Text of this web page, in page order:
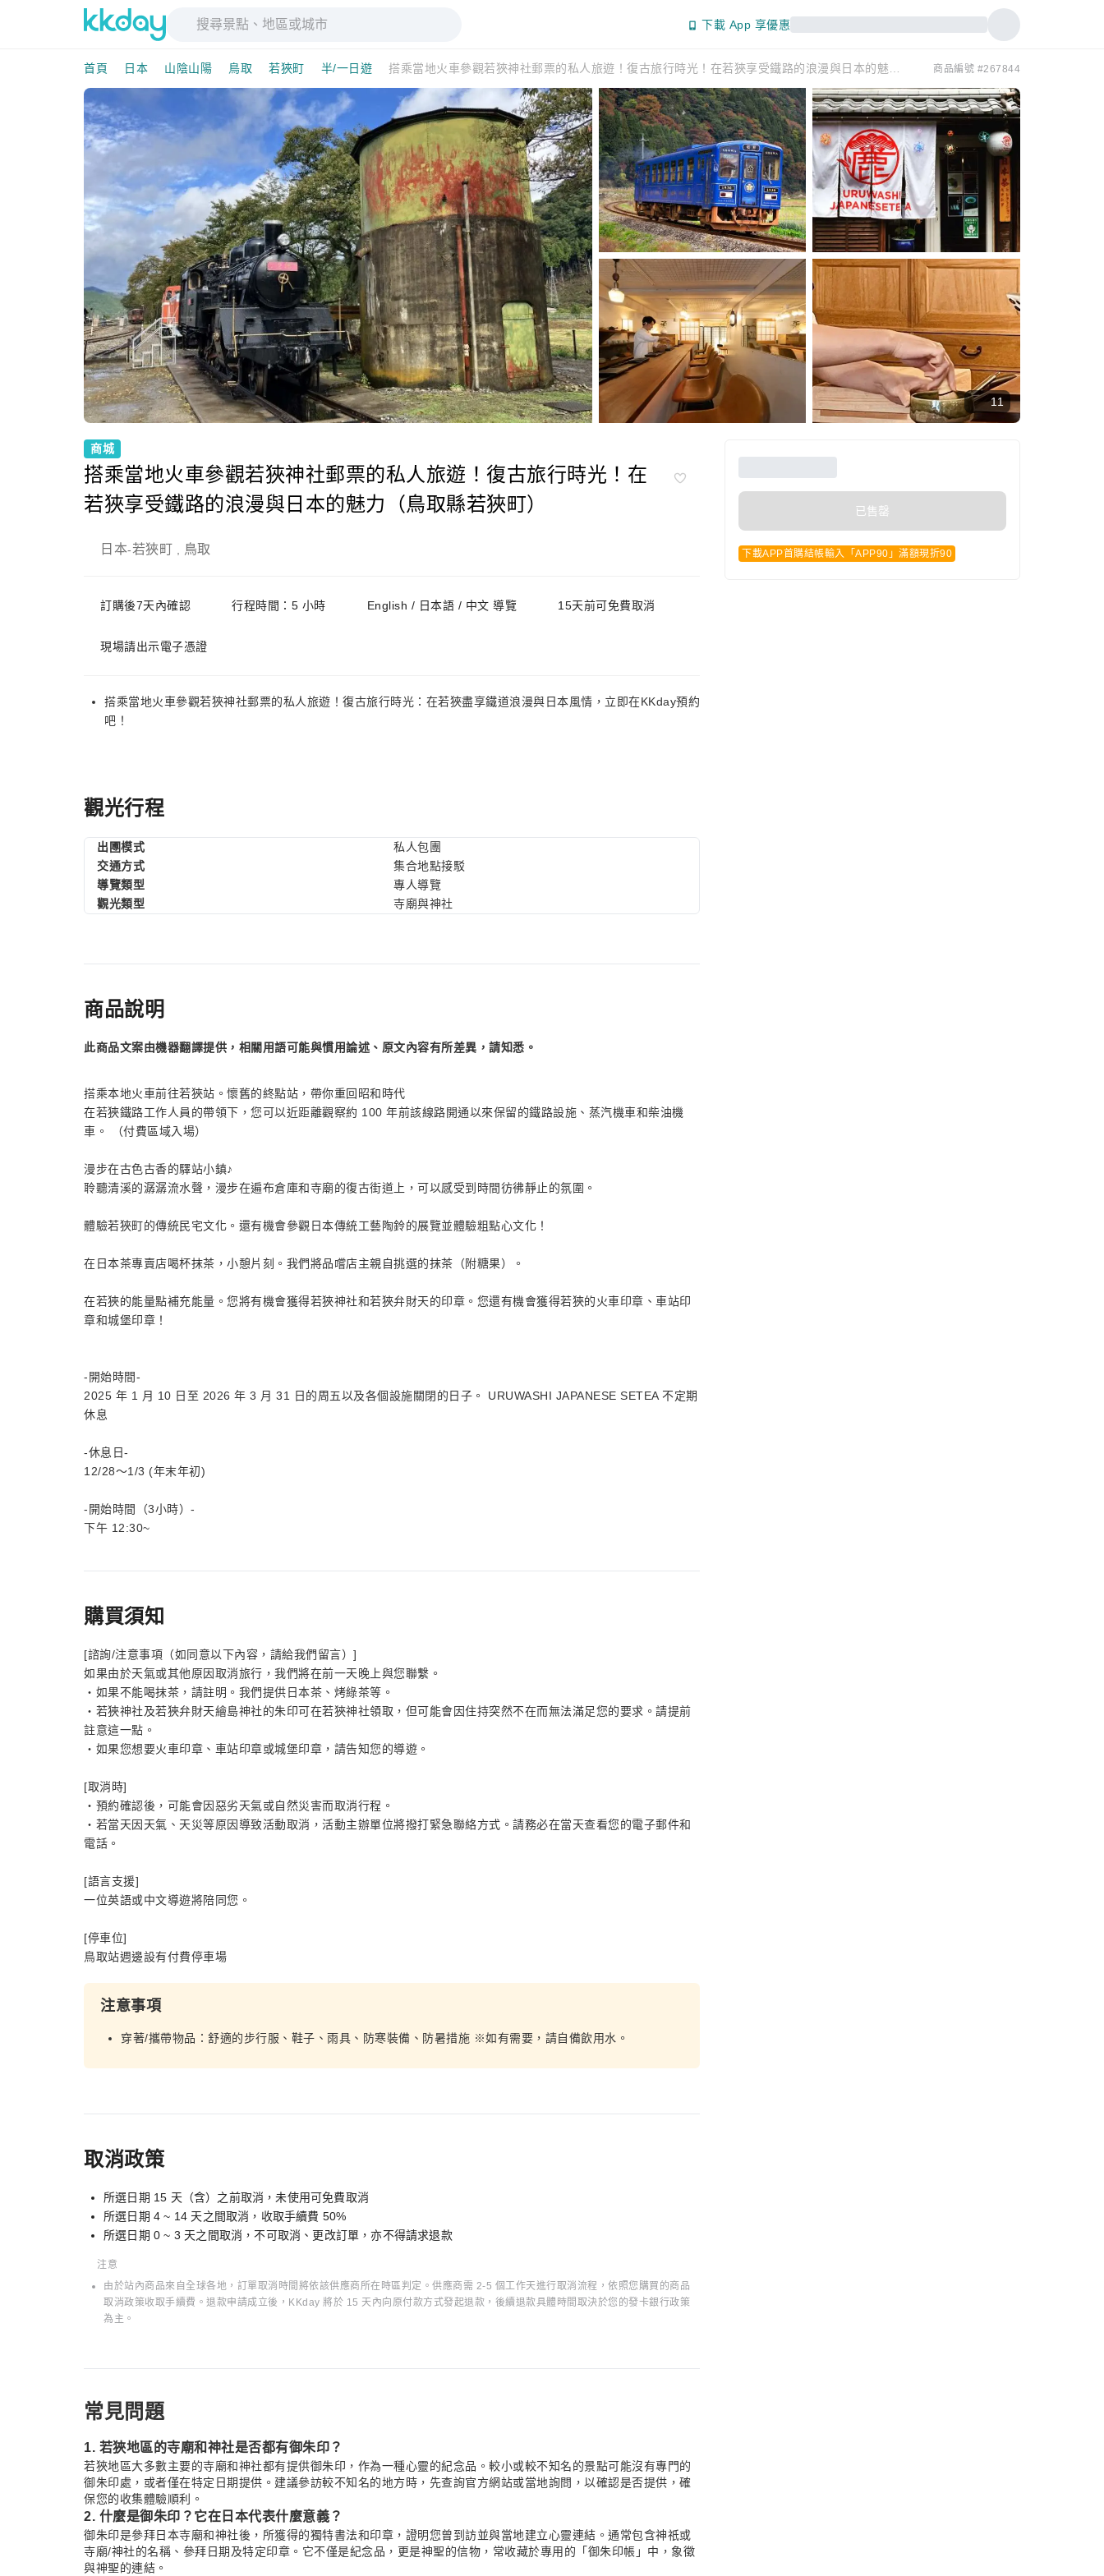
下載 App 享優惠
首頁 日本 山陰山陽 鳥取 若狹町 半/一日遊 商品編號 #267844
11
商城
搭乘當地火車參觀若狹神社郵票的私人旅遊！復古旅行時光！在
若狹享受鐵路的浪漫與日本的魅力（鳥取縣若狹町）
日本-若狹町 鳥取
訂購後7天內確認 行程時間：5 小時 English / 日本語 / 中文 導覽 15天前可免費取消
現場請出示電子憑證
搭乘當地火車參觀若狹神社郵票的私人旅遊！復古旅行時光：在若狹盡享鐵道浪漫與日本風情，立即在KKday預約
吧！
已售罄
下載APP首購結帳輸入「APP90」滿額現折90
觀光行程
出圑模式
私人包團
交通方式
集合地點接駁
導覽類型
專人導覽
觀光類型
寺廟與神社
商品說明
此商品文案由機器翻譯提供，相關用語可能與慣用論述、原文內容有所差異，請知悉。
搭乘本地火車前往若狹站。懷舊的終點站，帶你重回昭和時代
在若狹鐵路工作人員的帶領下，您可以近距離觀察約 100 年前該線路開通以來保留的鐵路設施、蒸汽機車和柴油機
車。 （付費區域入場）
漫步在古色古香的驛站小鎮♪
聆聽清溪的潺潺流水聲，漫步在遍布倉庫和寺廟的復古街道上，可以感受到時間彷彿靜止的氛圍。
體驗若狹町的傳統民宅文化。還有機會參觀日本傳統工藝陶鈴的展覽並體驗粗點心文化！
在日本茶專賣店喝杯抹茶，小憩片刻。我們將品嚐店主親自挑選的抹茶（附糖果）。
在若狹的能量點補充能量。您將有機會獲得若狹神社和若狹弁財天的印章。您還有機會獲得若狹的火車印章、車站印
章和城堡印章！
-開始時間-
2025 年 1 月 10 日至 2026 年 3 月 31 日的周五以及各個設施關閉的日子。 URUWASHI JAPANESE SETEA 不定期
休息
-休息日-
12/28～1/3 (年末年初)
-開始時間（3小時）-
下午 12:30~
購買須知
[諮詢/注意事項（如同意以下內容，請給我們留言）]
如果由於天氣或其他原因取消旅行，我們將在前一天晚上與您聯繫。
・如果不能喝抹茶，請註明。我們提供日本茶、烤綠茶等。
・若狹神社及若狹弁財天繪島神社的朱印可在若狹神社領取，但可能會因住持突然不在而無法滿足您的要求。請提前
註意這一點。
・如果您想要火車印章、車站印章或城堡印章，請告知您的導遊。
[取消時]
・預約確認後，可能會因惡劣天氣或自然災害而取消行程。
・若當天因天氣、天災等原因導致活動取消，活動主辦單位將撥打緊急聯絡方式。請務必在當天查看您的電子郵件和
電話。
[語言支援]
一位英語或中文導遊將陪同您。
[停車位]
鳥取站週邊設有付費停車場
注意事項
穿著/攜帶物品：舒適的步行服、鞋子、雨具、防寒裝備、防暑措施 ※如有需要，請自備飲用水。
取消政策
所選日期 15 天（含）之前取消，未使用可免費取消
所選日期 4 ~ 14 天之間取消，收取手續費 50%
所選日期 0 ~ 3 天之間取消，不可取消、更改訂單，亦不得請求退款
注意
由於站內商品來自全球各地，訂單取消時間將依該供應商所在時區判定。供應商需 2-5 個工作天進行取消流程，依照您購買的商品
取消政策收取手續費。退款申請成立後，KKday 將於 15 天內向原付款方式發起退款，後續退款具體時間取決於您的發卡銀行政策
為主。
常見問題
1. 若狹地區的寺廟和神社是否都有御朱印？
若狹地區大多數主要的寺廟和神社都有提供御朱印，作為一種心靈的紀念品。較小或較不知名的景點可能沒有專門的
御朱印處，或者僅在特定日期提供。建議參訪較不知名的地方時，先查詢官方網站或當地詢問，以確認是否提供，確
保您的收集體驗順利。
2. 什麼是御朱印？它在日本代表什麼意義？
御朱印是參拜日本寺廟和神社後，所獲得的獨特書法和印章，證明您曾到訪並與當地建立心靈連結。通常包含神祇或
寺廟/神社的名稱、參拜日期及特定印章。它不僅是紀念品，更是神聖的信物，常收藏於專用的「御朱印帳」中，象徵
與神聖的連結。